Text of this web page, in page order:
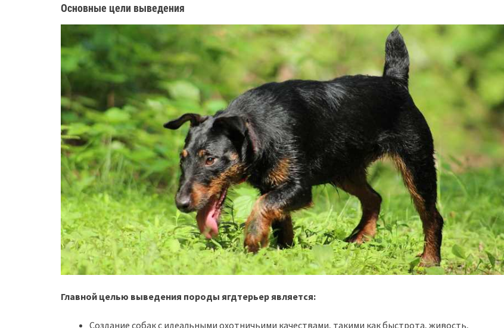
Основные цели выведения
Главной целью выведения породы ягдтерьер является:
Создание собак с идеальными охотничьими качествами, такими как быстрота, живость,